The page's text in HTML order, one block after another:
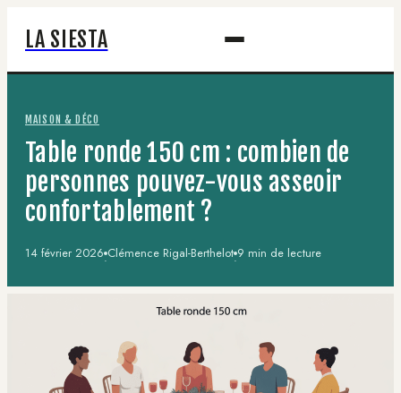
LA SIESTA
MAISON & DÉCO
Table ronde 150 cm : combien de
personnes pouvez-vous asseoir
confortablement ?
14 février 2026·Clémence Rigal-Berthelot·9 min de lecture